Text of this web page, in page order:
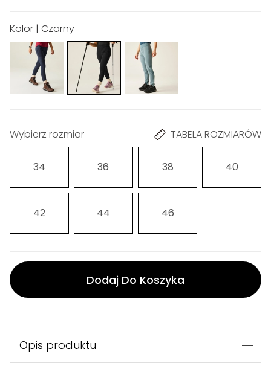
Kolor | Czarny
Wybierz rozmiar TABELA ROZMIARÓW
34 36 38 40
42 44 46
Dodaj Do Koszyka
Opis produktu